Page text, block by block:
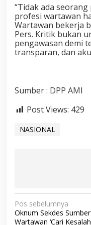
“Tidak ada
profesi wartawan
Wartawan bekerja
Pers. Kritik bukan
pengawasan demi
transparan, dan
Sumber : DPP AMI
Post Views: 429
NASIONAL
N
a
Pos sebelumnya
Oknum Sekdes
Wartawan ‘Cari